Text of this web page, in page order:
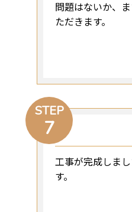
問題はないか、
ただきます。
STEP
7
工事が完成しま
す。